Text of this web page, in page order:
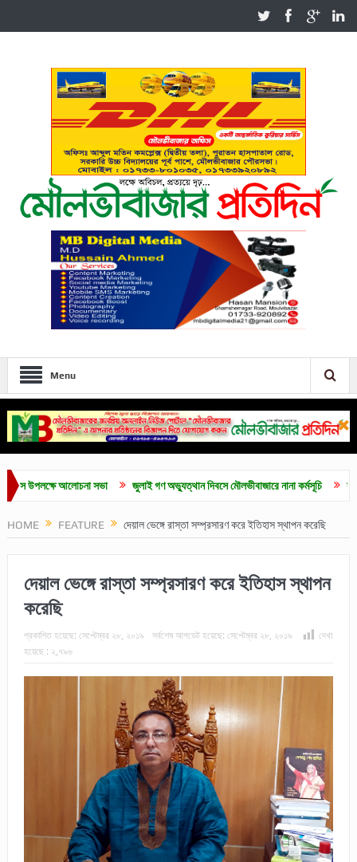
Menu
আলোচনা সভা জুলাই গণ অভ্যুত্থান দিবসে মৌলভীবাজারে নানা কর্মসূচি সর্বোচ্চ ভোট
HOME FEATURE দেয়াল ভেঙ্গে রাস্তা সম্প্রসারণ করে ইতিহাস স্থাপন করেছি
দেয়াল ভেঙ্গে রাস্তা সম্প্রসারণ করে ইতিহাস স্থাপন
করেছি
প্রকাশিত হয়েছে: সেপ্টেম্বর ২৮, ২০১৯ সর্বশেষ আপডেট হয়েছে: সেপ্টেম্বর ২৮, ২০১৯
দেখা
হয়েছে : ২,৭৯৬